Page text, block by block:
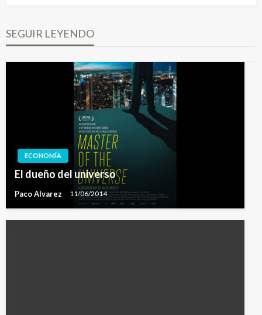
SEGUIR LEYENDO
ECONOMÍA
El dueño del universo
Paco Alvarez 11/06/2014